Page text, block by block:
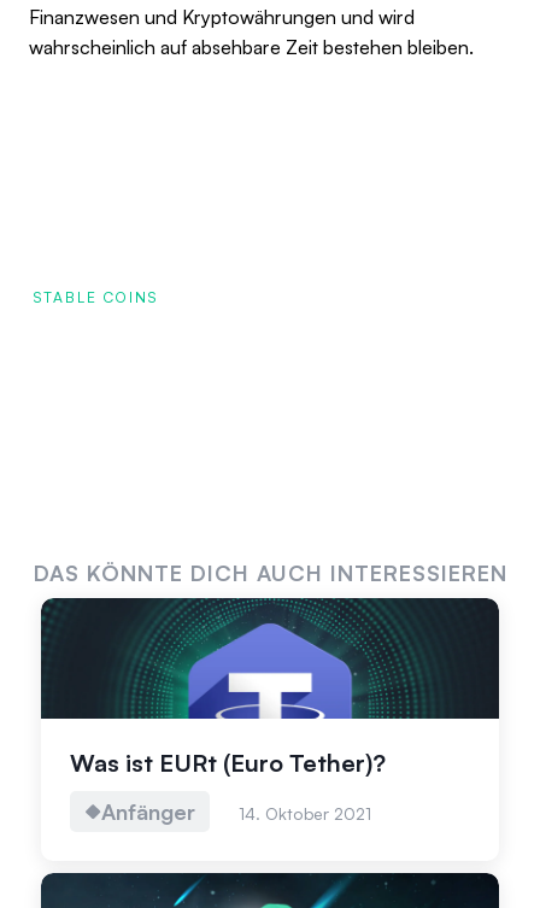
Finanzwesen und Kryptowährungen und wird
wahrscheinlich auf absehbare Zeit bestehen bleiben.
STABLE COINS
DAS KÖNNTE DICH AUCH INTERESSIEREN
Was ist EURt (Euro Tether)?
Anfänger 14. Oktober 2021